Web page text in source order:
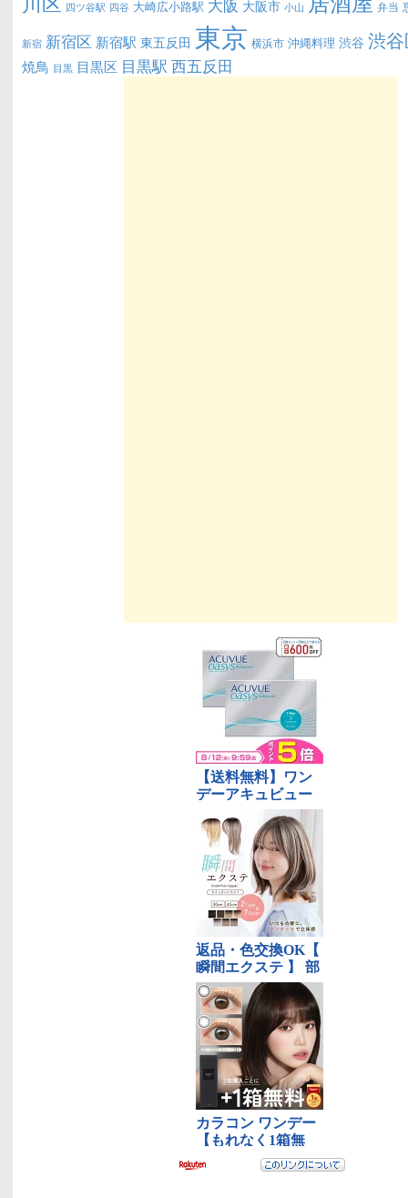
四ツ谷駅 四谷 大崎広小路駅 大阪 大阪市 小山 弁当
新宿 新宿区 新宿駅 東五反田 東京 横浜市 沖縄料理 渋谷 渋
焼鳥 目黒 目黒区 目黒駅 西五反田